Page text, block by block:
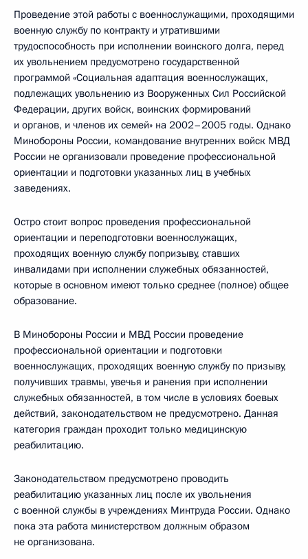
Проведение этой работы с военнослужащими, проходящими
военную службу по контракту и утратившими
трудоспособность при исполнении воинского долга, перед
их увольнением предусмотрено государственной
программой «Социальная адаптация военнослужащих,
подлежащих увольнению из Вооруженных Сил Российской
Федерации, других войск, воинских формирований
и органов, и членов их семей» на 2002–2005 годы. Однако
Минобороны России, командование внутренних войск МВД
России не организовали проведение профессиональной
ориентации и подготовки указанных лиц в учебных
заведениях.
Остро стоит вопрос проведения профессиональной
ориентации и переподготовки военнослужащих,
проходящих военную службу попризыву, ставших
инвалидами при исполнении служебных обязанностей,
которые в основном имеют только среднее (полное) общее
образование.
В Минобороны России и МВД России проведение
профессиональной ориентации и подготовки
военнослужащих, проходящих военную службу по призыву,
получивших травмы, увечья и ранения при исполнении
служебных обязанностей, в том числе в условиях боевых
действий, законодательством не предусмотрено. Данная
категория граждан проходит только медицинскую
реабилитацию.
Законодательством предусмотрено проводить
реабилитацию указанных лиц после их увольнения
с военной службы в учреждениях Минтруда России. Однако
пока эта работа министерством должным образом
не организована.